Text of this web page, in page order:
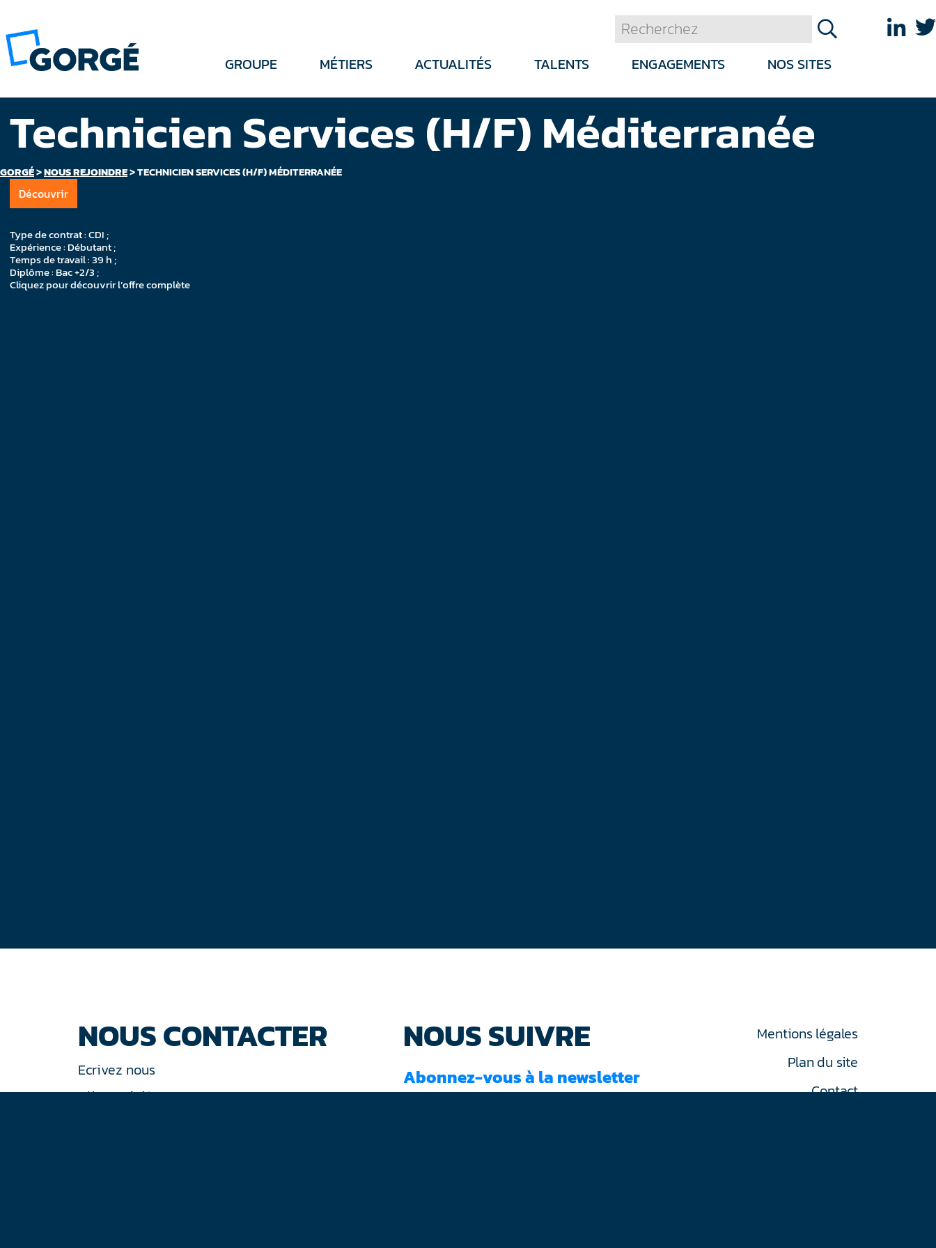
GROUPE MÉTIERS ACTUALITÉS TALENTS ENGAGEMENTS NOS SITES
GORGÉ>NOUS REJOINDRE>TECHNICIEN SERVICES (H/F) MÉDITERRANÉE
Technicien Services (H/F) Méditerranée
Découvrir
Type de contrat : CDI ;
Expérience : Débutant ;
Temps de travail : 39 h ;
Diplôme : Bac +2/3 ;
Cliquez pour découvrir l’offre complète
NOUS CONTACTER
Ecrivez nous
Tél : +33 (0)1 44 77 94 77
NOUS SUIVRE
Abonnez-vous à la newsletter
Mentions légales
Plan du site
Contact